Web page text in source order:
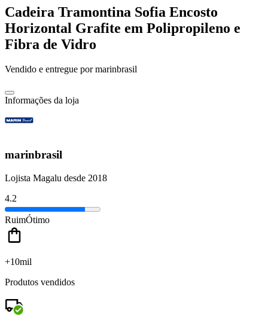
Cadeira Tramontina Sofia Encosto
Horizontal Grafite em Polipropileno e
Fibra de Vidro
Vendido e entregue por marinbrasil
Informações da loja
marinbrasil
Lojista Magalu desde 2018
4.2
RuimÓtimo
+10mil
Produtos vendidos